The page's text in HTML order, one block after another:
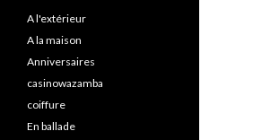
A l'extérieur
A la maison
Anniversaires
casinowazamba
coiffure
En ballade